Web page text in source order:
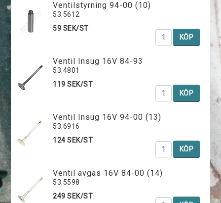
Ventilstyrning 94-00 (10)
53.5612
59 SEK/ST
KÖP
Ventil Insug 16V 84-93
53.4801
119 SEK/ST
KÖP
Ventil Insug 16V 94-00 (13)
53.6916
124 SEK/ST
KÖP
Ventil avgas 16V 84-00 (14)
53.5598
249 SEK/ST